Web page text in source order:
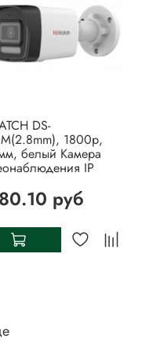
DS-
1800р,
белый Камера
IP
руб